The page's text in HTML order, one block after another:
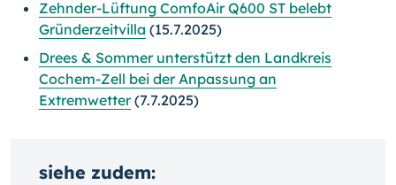
Zehnder-Lüftung ComfoAir Q600 ST belebt
Gründerzeitvilla (15.7.2025)
Drees & Sommer unterstützt den Landkreis
Cochem-Zell bei der Anpassung an
Extremwetter(7.7.2025)
siehe zudem: